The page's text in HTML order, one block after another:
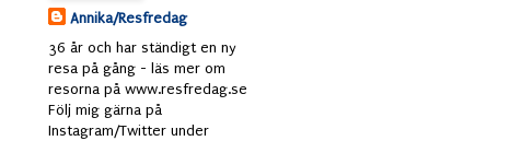
Annika/Resfredag
36 år och har ständigt en ny
resa på gång - läs mer om
resorna på www.resfredag.se
Följ mig gärna på
Instagram/Twitter under